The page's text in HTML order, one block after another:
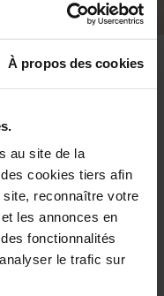
À propos des cookies
au site de la
cookies tiers afin
reconnaître votre
les annonces en
fonctionnalités
le trafic sur